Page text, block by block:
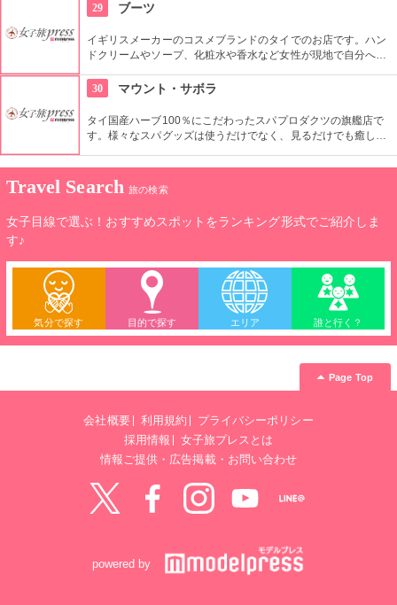
29
ブーツ
イギリスメーカーのコスメブランドのタイでのお店です。ハン
ドクリームやソープ、化粧水や香水など女性が現地で自分への
れると思います。
30 マウント・サボラ
タイ国産ハーブ100％にこだわったスパプロダクツの旗艦店で
す。様々なスパグッズは使うだけでなく、見るだけでも癒しに
Travel Search 旅の検索
女子目線で選ぶ！おすすめスポットをランキング形式でご紹介しま
す♪
気分で探す 目的で探す エリア 誰と行く？
Page Top
会社概要 利用規約
プライバシーポリシー
採用情報
女子旅プレスとは
情報ご提供・広告掲載・お問い合わせ
powered by